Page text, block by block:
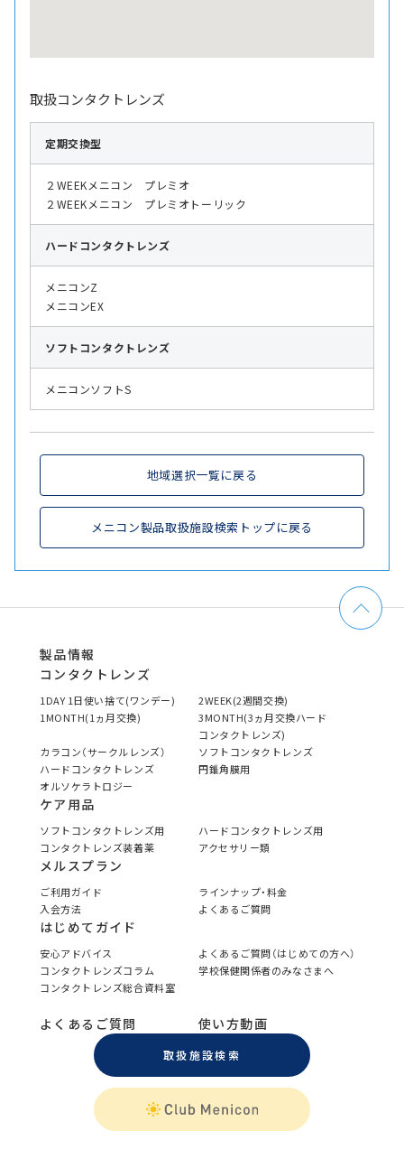
取扱コンタクトレンズ
定期交換型
２WEEKメニコン プレミオ
２WEEKメニコン プレミオトーリック
ハード コンタクトレンズ
メニコンZ
メニコンEX
ソフト コンタクトレンズ
メニコンソフトS
地域選択一覧に戻る
メニコン製品取扱施設検索トップに戻る
製品情報
コンタクトレンズ
1DAY 1日使い捨て(ワンデー)
2WEEK(2週間交換)
1MONTH(1ヵ月交換)
3MONTH(3ヵ月交換ハード
コンタクトレンズ)
カラコン（サークルレンズ）
ソフトコンタクトレンズ
ハードコンタクトレンズ
円錐角膜用
オルソケラトロジー
ケア用品
ソフトコンタクトレンズ用
ハードコンタクトレンズ用
コンタクトレンズ装着薬
アクセサリー類
メルスプラン
ご利用ガイド
ラインナップ・料金
入会方法
よくあるご質問
はじめてガイド
安心アドバイス
よくあるご質問（はじめての方へ）
コンタクトレンズコラム
学校保健関係者のみなさまへ
コンタクトレンズ総合資料室
よくあるご質問 使い方動画
取扱施設検索